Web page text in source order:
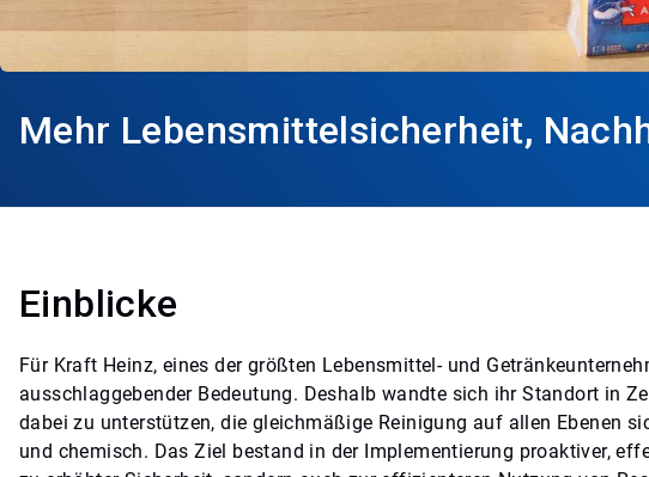
Mehr Lebensmittelsicherheit,
Einblicke
Für Kraft Heinz, eines der größten Lebensmittel- und
ausschlaggebender Bedeutung. Deshalb wandte sich ihr Standort in
dabei zu unterstützen, die gleichmäßige Reinigung auf allen Ebenen
und chemisch. Das Ziel bestand in der Implementierung proaktiver,